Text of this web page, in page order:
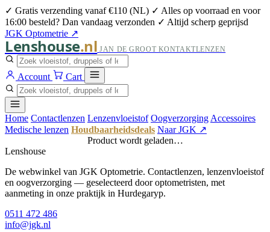
✓ Gratis verzending vanaf €110 (NL) ✓ Alles op voorraad en voor
16:00 besteld? Dan vandaag verzonden ✓ Altijd scherp geprijsd
JGK Optometrie ↗
Lenshouse.nl JAN DE GROOT KONTAKTLENZEN
Account Cart
Home Contactlenzen Lenzenvloeistof Oogverzorging Accessoires
Medische lenzen Houdbaarheidsdeals Naar JGK ↗
Product wordt geladen…
Lenshouse
De webwinkel van JGK Optometrie. Contactlenzen, lenzenvloeistof
en oogverzorging — geselecteerd door optometristen, met
aanmeting in onze praktijk in Hurdegaryp.
0511 472 486
info@jgk.nl